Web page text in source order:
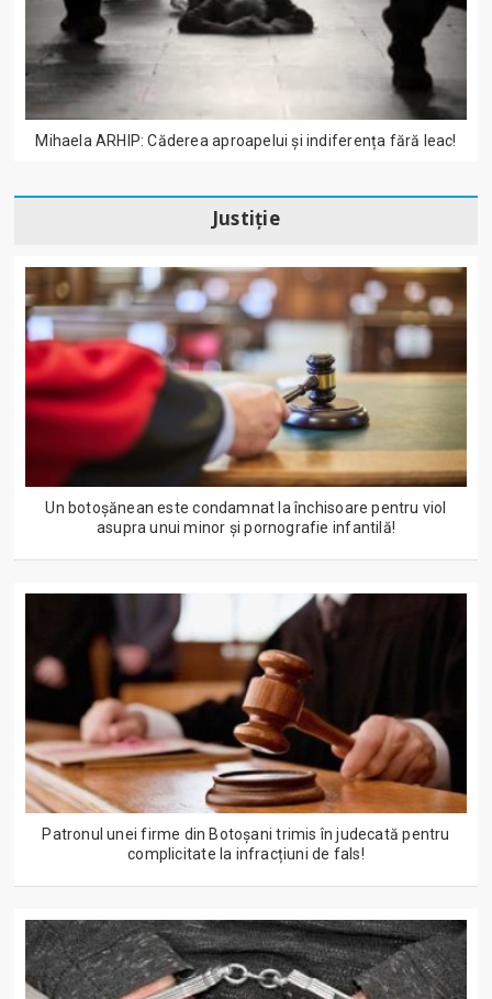
Mihaela ARHIP: Căderea aproapelui și indiferența fără leac!
Justiție
Un botoșănean este condamnat la închisoare pentru viol
asupra unui minor și pornografie infantilă!
Patronul unei firme din Botoșani trimis în judecată pentru
complicitate la infracțiuni de fals!